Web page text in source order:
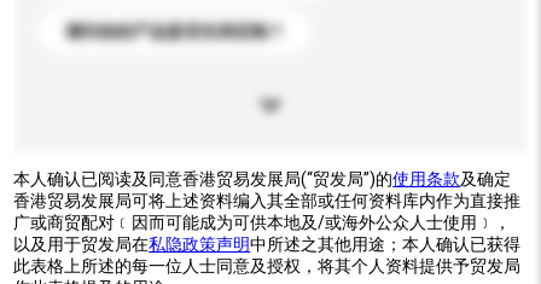
请问你的产品是否支持定制？
本人确认已阅读及同意香港贸易发展局(“贸发局”)的使用条款及确定
香港贸易发展局可将上述资料编入其全部或任何资料库内作为直接推
广或商贸配对﹝因而可能成为可供本地及/或海外公众人士使用﹞，
以及用于贸发局在私隐政策声明中所述之其他用途；本人确认已获得
此表格上所述的每一位人士同意及授权，将其个人资料提供予贸发局